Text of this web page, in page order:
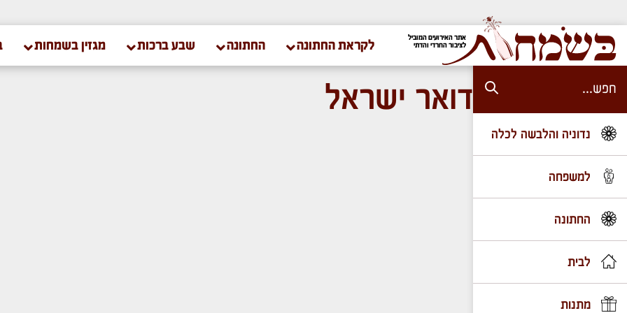
אתר האירועים המוביל
לציבור החרדי והדתי
לקראת החתונה החתונה שבע ברכות מגזין בשמחות
נדוניה והלבשה לכלה
למשפחה
החתונה
לבית
מתנות
דואר ישראל